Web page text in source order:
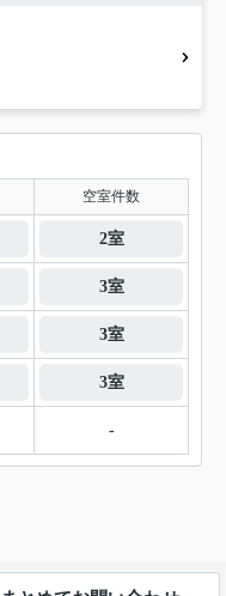
空室件数
2室
3室
3室
3室
-